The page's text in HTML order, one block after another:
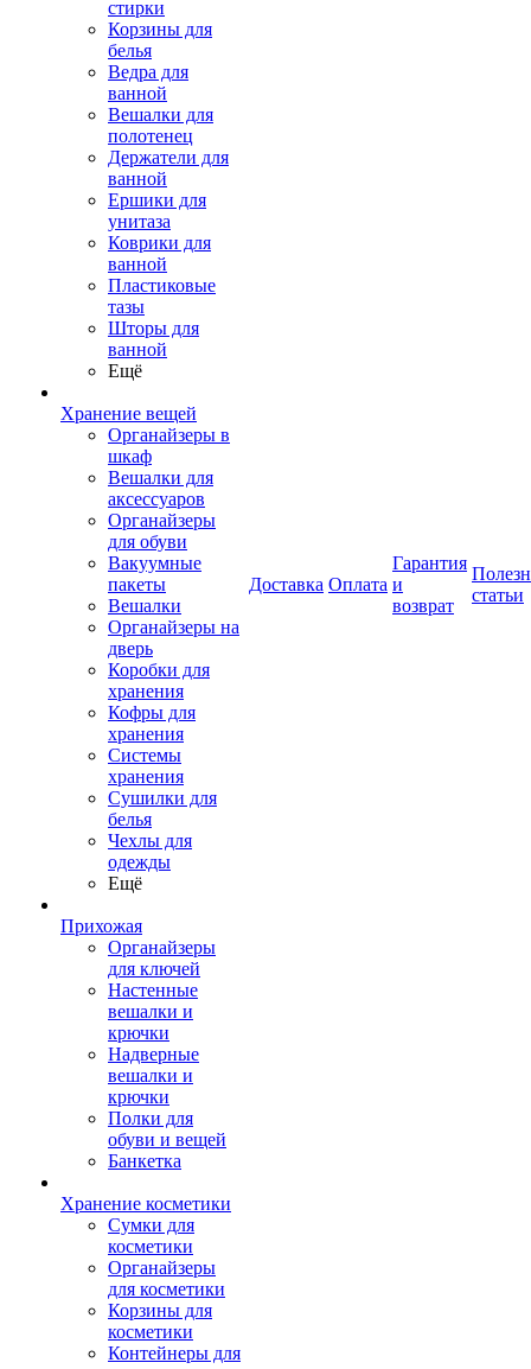
стирки
Корзины для
белья
Ведра для
ванной
Вешалки для
полотенец
Держатели для
ванной
Ершики для
унитаза
Коврики для
ванной
Пластиковые
тазы
Шторы для
ванной
Ещё
Хранение вещей
Органайзеры в
шкаф
Вешалки для
аксессуаров
Органайзеры
для обуви
Вакуумные
пакеты
Вешалки
Органайзеры на
дверь
Коробки для
хранения
Кофры для
хранения
Системы
хранения
Сушилки для
белья
Чехлы для
одежды
Ещё
Прихожая
Органайзеры
для ключей
Настенные
вешалки и
крючки
Надверные
вешалки и
крючки
Полки для
обуви и вещей
Банкетка
Хранение косметики
Сумки для
косметики
Органайзеры
для косметики
Корзины для
косметики
Контейнеры для
Доставка Оплата
Гарантия
и
возврат
статьи